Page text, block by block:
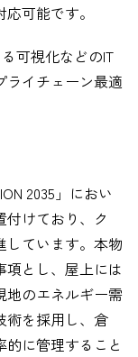
可能です。
可視化などのIT
ライチェーン最適
2035」におい
けており、ク
しています。本物
とし、屋上には
地のエネルギー需
術を採用し、倉
に管理すること